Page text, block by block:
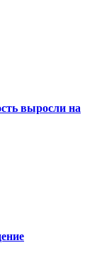
выросли на